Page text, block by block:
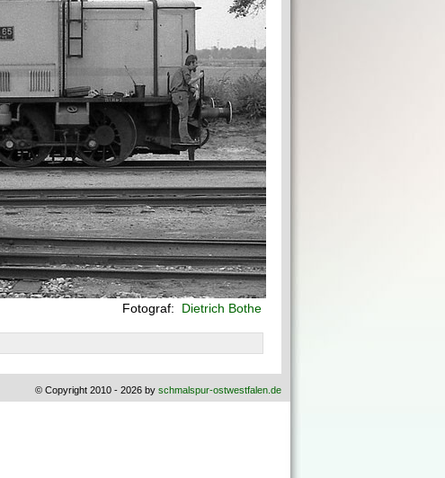
Fotograf: Dietrich Bothe
© Copyright 2010 - 2026 by schmalspur-ostwestfalen.de